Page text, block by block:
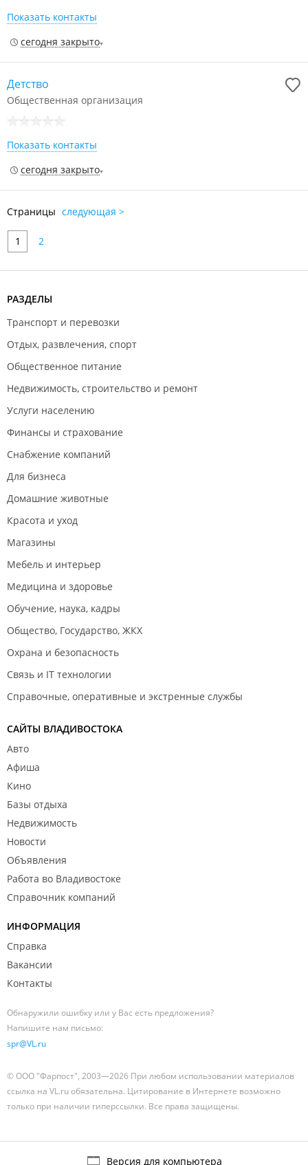
Показать контакты
сегодня закрыто
Детство
Общественная организация
Показать контакты
сегодня закрыто
Страницы следующая >
1 2
РАЗДЕЛЫ
Транспорт и перевозки
Отдых, развлечения, спорт
Общественное питание
Недвижимость, строительство и ремонт
Услуги населению
Финансы и страхование
Снабжение компаний
Для бизнеса
Домашние животные
Красота и уход
Магазины
Мебель и интерьер
Медицина и здоровье
Обучение, наука, кадры
Общество, Государство, ЖКХ
Охрана и безопасность
Связь и IT технологии
Справочные, оперативные и экстренные службы
САЙТЫ ВЛАДИВОСТОКА
Авто
Афиша
Кино
Базы отдыха
Недвижимость
Новости
Объявления
Работа во Владивостоке
Справочник компаний
ИНФОРМАЦИЯ
Справка
Вакансии
Контакты
Обнаружили ошибку или у Вас есть предложения?
Напишите нам письмо:
spr@VL.ru
© ООО "Фарпост", 2003—2026 При любом использовании материалов
ссылка на VL.ru обязательна. Цитирование в Интернете возможно
только при наличии гиперссылки. Все права защищены.
Версия для компьютера